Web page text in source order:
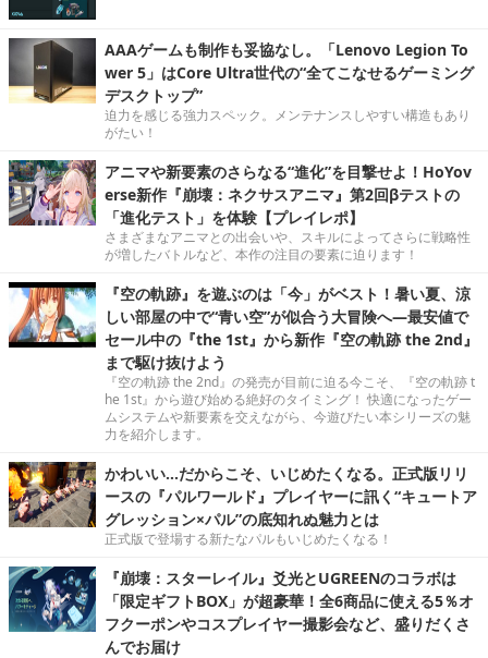
AAAゲームも制作も妥協なし。「Lenovo Legion To
wer 5」はCore Ultra世代の“全てこなせるゲーミング
デスクトップ”
迫力を感じる強力スペック。メンテナンスしやすい構造もあり
がたい！
アニマや新要素のさらなる“進化”を目撃せよ！HoYov
erse新作『崩壊：ネクサスアニマ』第2回βテストの
「進化テスト」を体験【プレイレポ】
さまざまなアニマとの出会いや、スキルによってさらに戦略性
が増したバトルなど、本作の注目の要素に迫ります！
『空の軌跡』を遊ぶのは「今」がベスト！暑い夏、涼
しい部屋の中で“青い空”が似合う大冒険へ―最安値で
セール中の『the 1st』から新作『空の軌跡 the 2nd』
まで駆け抜けよう
『空の軌跡 the 2nd』の発売が目前に迫る今こそ、『空の軌跡 t
he 1st』から遊び始める絶好のタイミング！ 快適になったゲー
ムシステムや新要素を交えながら、今遊びたい本シリーズの魅
力を紹介します。
かわいい…だからこそ、いじめたくなる。正式版リリ
ースの『パルワールド』プレイヤーに訊く“キュートア
グレッション×パル”の底知れぬ魅力とは
正式版で登場する新たなパルもいじめたくなる！
『崩壊：スターレイル』爻光とUGREENのコラボは
「限定ギフトBOX」が超豪華！全6商品に使える5％オ
フクーポンやコスプレイヤー撮影会など、盛りだくさ
んでお届け